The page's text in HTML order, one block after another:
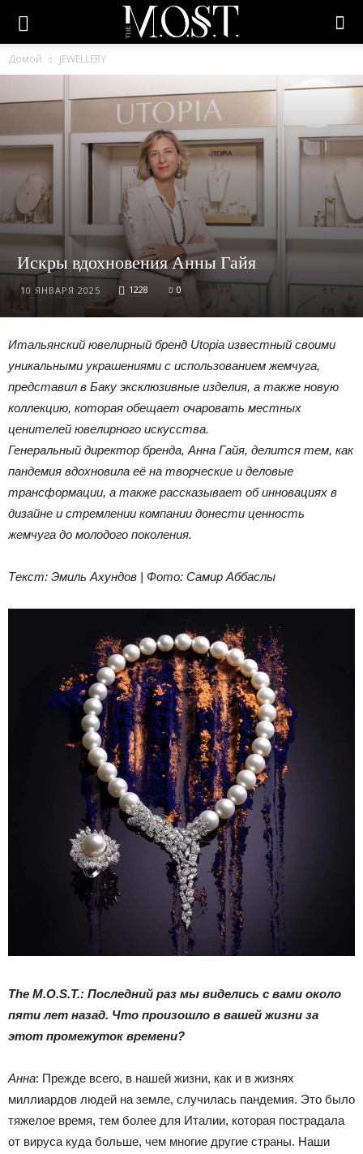
Домой JEWELLERY
Искры вдохновения Анны Гайя
10 ЯНВАРЯ 2025 1228 0
Итальянский ювелирный бренд Utopia известный своими
уникальными украшениями с использованием жемчуга,
представил в Баку эксклюзивные изделия, а также новую
коллекцию, которая обещает очаровать местных
ценителей ювелирного искусства.
Генеральный директор бренда, Анна Гайя, делится тем, как
пандемия вдохновила её на творческие и деловые
трансформации, а также рассказывает об инновациях в
дизайне и стремлении компании донести ценность
жемчуга до молодого поколения.
Текст: Эмиль Ахундов | Фото: Самир Аббаслы
The M.O.S.T.: Последний раз мы виделись с вами около
пяти лет назад. Что произошло в вашей жизни за
этот промежуток времени?
Анна: Прежде всего, в нашей жизни, как и в жизнях
миллиардов людей на земле, случилась пандемия. Это было
тяжелое время, тем более для Италии, которая пострадала
от вируса куда больше, чем многие другие страны. Наши